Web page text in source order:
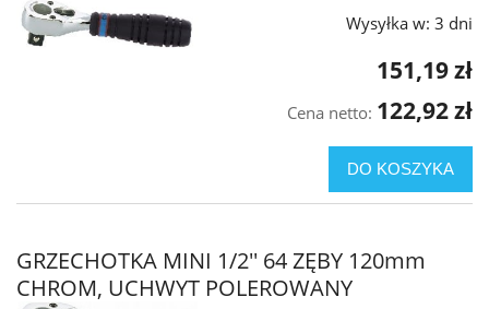
Wysyłka w: 3 dni
151,19 zł
Cena netto: 122,92 zł
DO KOSZYKA
GRZECHOTKA MINI 1/2'' 64 ZĘBY 120mm
CHROM, UCHWYT POLEROWANY